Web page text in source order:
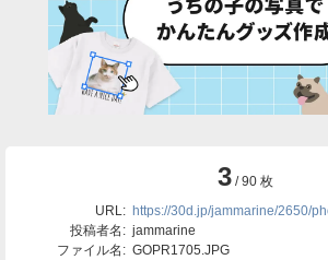
3 / 90 枚
URL: https://30d.jp/jammarine/2650/
投稿者名: jammarine
ファイル名: GOPR1705.JPG